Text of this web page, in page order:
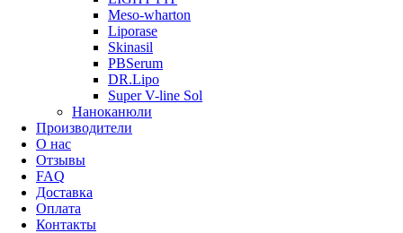
Meso-wharton
Liporase
Skinasil
PBSerum
DR.Lipo
Super V-line Sol
Наноканюли
Производители
О нас
Отзывы
FAQ
Доставка
Оплата
Контакты